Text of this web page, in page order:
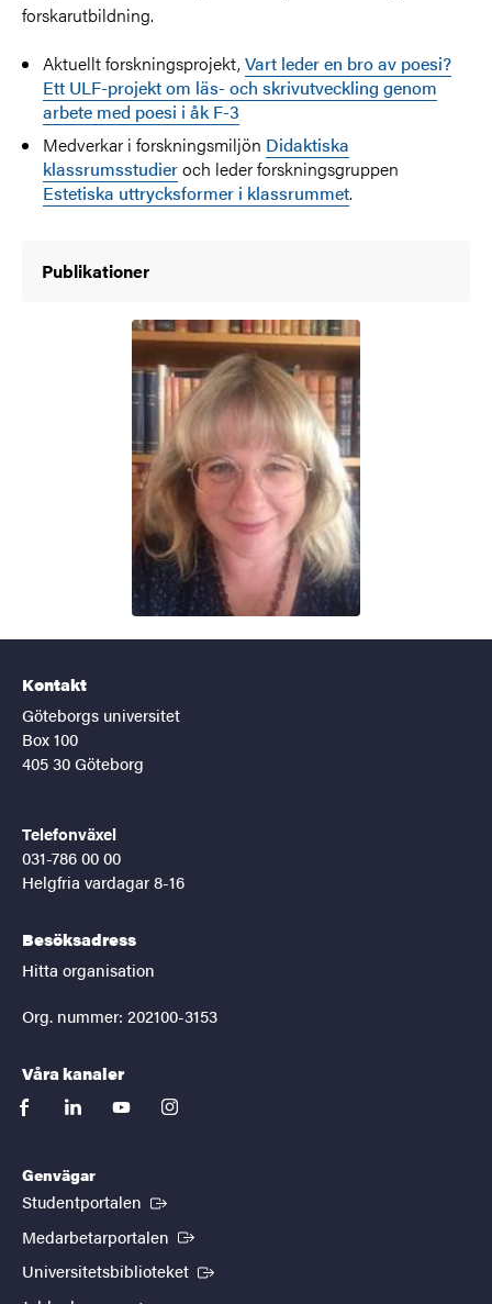
forskarutbildning.
Aktuellt forskningsprojekt,Vart leder en bro av poesi?
Ett ULF-projekt om läs- och skrivutveckling genom
arbete med poesi i åk F-3
Medverkar i forskningsmiljön Didaktiska
klassrumsstudieroch leder forskningsgruppen
Estetiska uttrycksformer i klassrummet.
Publikationer
Kontakt
Göteborgs universitet
Box 100
405 30 Göteborg
Telefonväxel
031-786 00 00
Helgfria vardagar 8-16
Besöksadress
Hitta organisation
Org. nummer: 202100-3153
Våra kanaler
facebooklinkedinyoutubeinstagram
Genvägar
Studentportalen (Extern länk)
Medarbetarportalen (Extern länk)
Universitetsbiblioteket (Extern länk)